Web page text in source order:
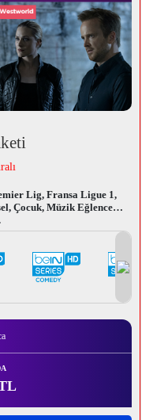
Lig, Fransa Ligue 1,
Çocuk, Müzik Eğlence